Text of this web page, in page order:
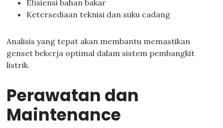
Efisiensi bahan bakar
Ketersediaan teknisi dan suku cadang
Analisis yang tepat akan membantu memastikan
genset bekerja optimal dalam sistem pembangkit
listrik.
Perawatan dan
Maintenance